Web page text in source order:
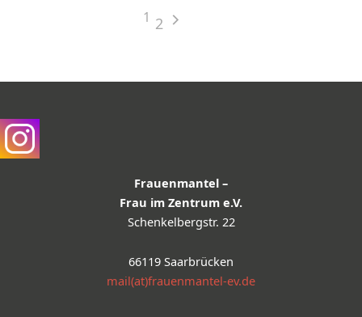
1 2
Frauenmantel –
Frau im Zentrum e.V.
Schenkelbergstr. 22
66119 Saarbrücken
mail(at)frauenmantel-ev.de